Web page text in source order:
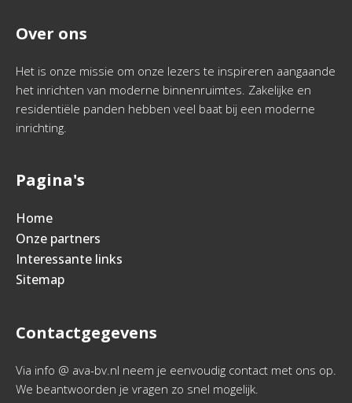
Over ons
Het is onze missie om onze lezers te inspireren aangaande
het inrichten van moderne binnenruimtes. Zakelijke en
residentiële panden hebben veel baat bij een moderne
inrichting.
Pagina's
Home
Onze partners
Interessante links
Sitemap
Contactgegevens
Via info @ ava-bv.nl neem je eenvoudig contact met ons op.
We beantwoorden je vragen zo snel mogelijk.